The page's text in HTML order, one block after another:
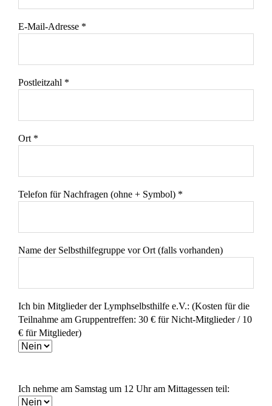
E-Mail-Adresse *
Postleitzahl *
Ort *
Telefon für Nachfragen (ohne + Symbol) *
Name der Selbsthilfegruppe vor Ort (falls vorhanden)
Ich bin Mitglieder der Lymphselbsthilfe e.V.: (Kosten für die
Teilnahme am Gruppentreffen: 30 € für Nicht-Mitglieder / 10
€ für Mitglieder)
Ich nehme am Samstag um 12 Uhr am Mittagessen teil: